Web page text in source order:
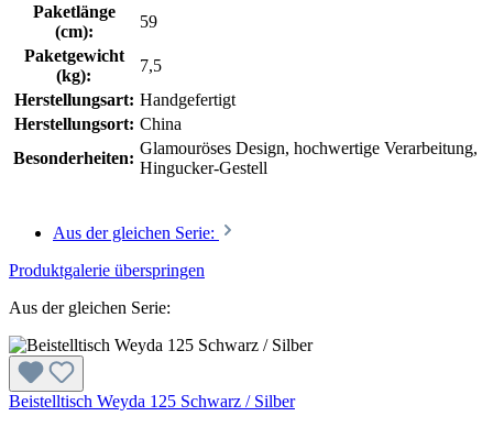
Paketlänge
(cm):
59
Paketgewicht
(kg):
7,5
Herstellungsart: Handgefertigt
Herstellungsort: China
Besonderheiten:
Glamouröses Design, hochwertige Verarbeitung,
Hingucker-Gestell
Aus der gleichen Serie:
Produktgalerie überspringen
Aus der gleichen Serie:
Beistelltisch Weyda 125 Schwarz / Silber